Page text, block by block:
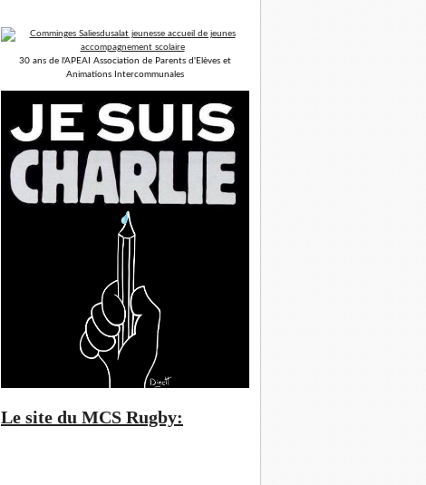
30 ans de l'APEAI Association de Parents d'Elèves et
Animations Intercommunales
Le site du MCS Rugby: